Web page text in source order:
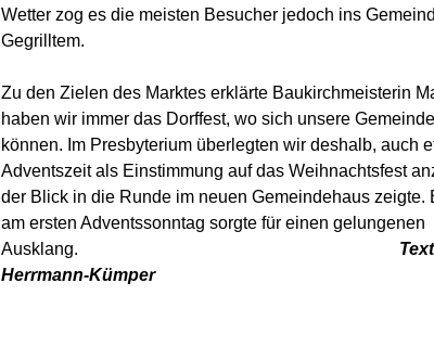
Wetter zog es die meisten Besucher jedoch ins
Gegrilltem.
Zu den Zielen des Marktes erklärte Baukirchmeisterin
haben wir immer das Dorffest, wo sich unsere
können. Im Presbyterium überlegten wir deshalb, auch
Adventszeit als Einstimmung auf das Weihnachtsfest
der Blick in die Runde im neuen Gemeindehaus zeigte.
am ersten Adventssonntag sorgte für einen gelungenen
Ausklang. Text und Foto:
Herrmann-Kümper